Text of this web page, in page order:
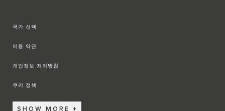
국가 선택
이용 약관
개인정보 처리방침
쿠키 정책
SHOW MORE